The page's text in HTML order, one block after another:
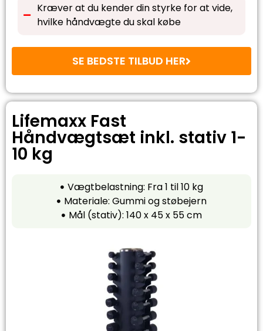
Kræver at du kender din styrke for at vide,
hvilke håndvægte du skal købe
SE BEDSTE TILBUD HER
Lifemaxx Fast
Håndvægtsæt inkl. stativ 1-
10 kg
Vægtbelastning: Fra 1 til 10 kg
Materiale: Gummi og støbejern
Mål (stativ): 140 x 45 x 55 cm